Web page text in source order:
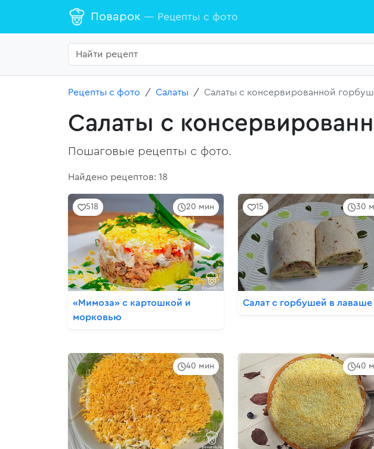
Поварок — Рецепты с фото
Рецепты с фото Салаты Салаты с консервированной
Салаты с
Пошаговые рецепты с фото.
Найдено рецептов: 18
20 мин
518
«Мимоза» с картошкой и
морковью
30
15
Салат с горбушей в лаваше
40 мин 40